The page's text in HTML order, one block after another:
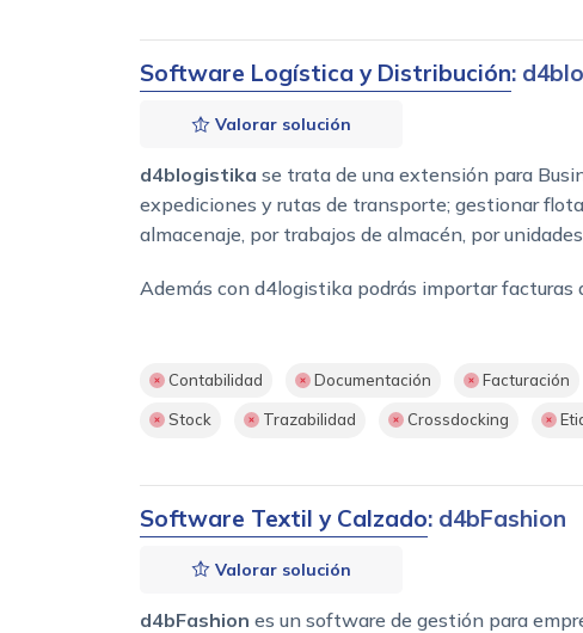
Software Logística y Distribución:
Valorar solución
d4blogistika se trata de una extensión para
expediciones y rutas de transporte; gestionar
almacenaje, por trabajos de almacén, por
Además con d4logistika podrás importar facturas
Contabilidad Documentación Facturación
Stock Trazabilidad Crossdocking
Software Textil y Calzado: d4bFashion
Valorar solución
d4bFashion es un software de gestión para